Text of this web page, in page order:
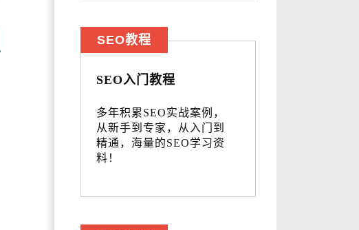
SEO入门教程
多年积累SEO实战案例，
从新手到专家，从入门到
精通，海量的SEO学习资
料！
SEO教程